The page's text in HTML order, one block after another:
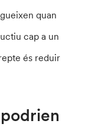
quan
cap a un
és reduir